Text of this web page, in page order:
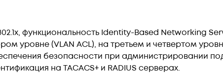
функциональность Identity-Based Networking
уровне (VLAN ACL), на третьем и четвертом
безопасности при администрировании
на TACACS+ и RADIUS серверах.